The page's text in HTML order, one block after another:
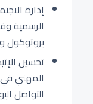
إدارة
الرسمية
بروتوكول
تحسين
المهني في
التواصل